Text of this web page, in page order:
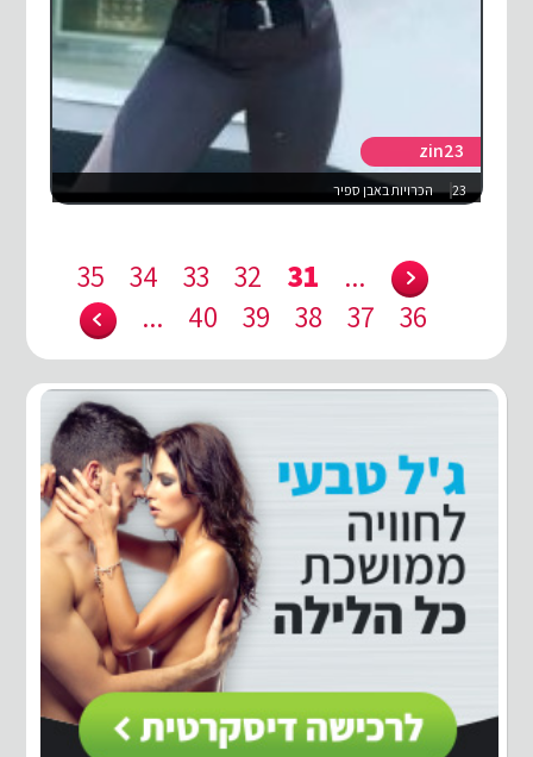
zin23
23 הכרויות באבן ספיר
...
31
32
33
34
35
36
37
38
39
40
...